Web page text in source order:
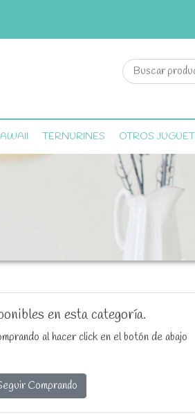
TERNURINES OTROS
en esta categoría.
al hacer click en el botón de abajo
Comprando